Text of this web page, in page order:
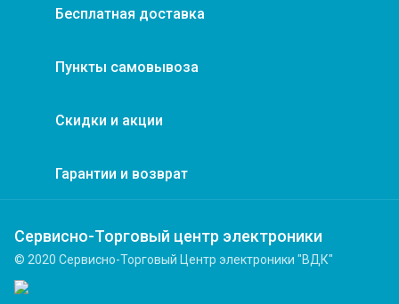
Бесплатная доставка
Пункты самовывоза
Скидки и акции
Гарантии и возврат
Сервисно-Торговый центр электроники
© 2020 Сервисно-Торговый Центр электроники "ВДК"